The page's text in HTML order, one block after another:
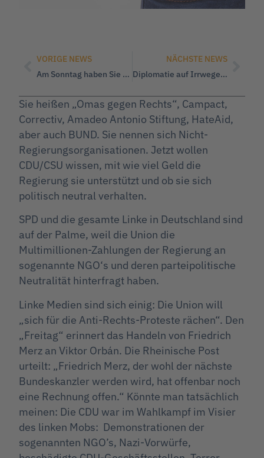
VORIGE NEWS
Am Sonntag haben Sie die Wahl, zumindest in NRW.
NÄCHSTE NEWS
Diplomatie auf Irrwegen: Neue Machthaber Syriens massakrieren 1000 Zivilisten
Sie heißen „Omas gegen Rechts“, Campact,
Correctiv, Amadeo Antonio Stiftung, HateAid,
aber auch BUND. Sie nennen sich Nicht-
Regierungsorganisationen. Jetzt wollen
CDU/CSU wissen, mit wie viel Geld die
Regierung sie unterstützt und ob sie sich
politisch neutral verhalten.
SPD und die gesamte Linke in Deutschland sind
auf der Palme, weil die Union die
Multimillionen-Zahlungen der Regierung an
sogenannte NGO‘s und deren parteipolitische
Neutralität hinterfragt haben.
Linke Medien sind sich einig: Die Union will
„sich für die Anti-Rechts-Proteste rächen“. Den
„Freitag“ erinnert das Handeln von Friedrich
Merz an Viktor Orbán. Die Rheinische Post
urteilt: „Friedrich Merz, der wohl der nächste
Bundeskanzler werden wird, hat offenbar noch
eine Rechnung offen.“ Könnte man tatsächlich
meinen: Die CDU war im Wahlkampf im Visier
des linken Mobs: Demonstrationen der
sogenannten NGO’s, Nazi-Vorwürfe,